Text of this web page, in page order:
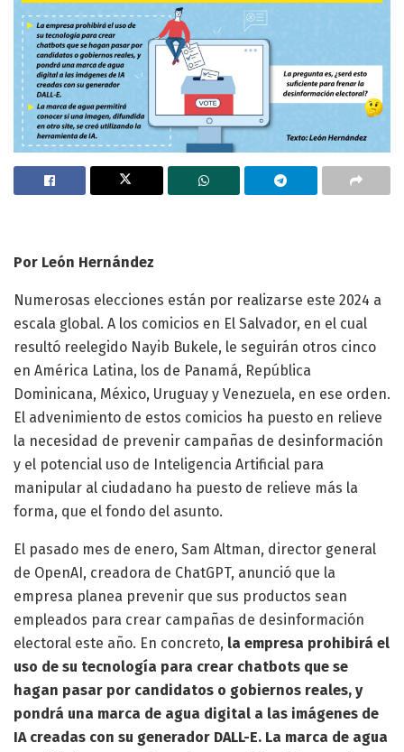
Por León Hernández
Numerosas elecciones están por realizarse este 2024 a
escala global. A los comicios en El Salvador, en el cual
resultó reelegido Nayib Bukele, le seguirán otros cinco
en América Latina, los de Panamá, República
Dominicana, México, Uruguay y Venezuela, en ese orden.
El advenimiento de estos comicios ha puesto en relieve
la necesidad de prevenir campañas de desinformación
y el potencial uso de Inteligencia Artificial para
manipular al ciudadano ha puesto de relieve más la
forma, que el fondo del asunto.
El pasado mes de enero, Sam Altman, director general
de OpenAI, creadora de ChatGPT, anunció que la
empresa planea prevenir que sus productos sean
empleados para crear campañas de desinformación
electoral este año. En concreto, la empresa prohibirá el
uso de su tecnología para crear chatbots que se
hagan pasar por candidatos o gobiernos reales, y
pondrá una marca de agua digital a las imágenes de
IA creadas con su generador DALL-E. La marca de agua